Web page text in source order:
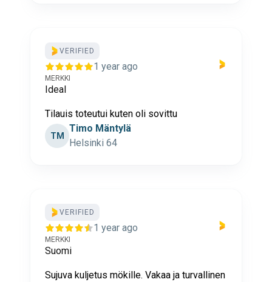
VERIFIED
1 year ago
MERKKI
Ideal
Tilauis toteutui kuten oli sovittu
TM
Timo Mäntylä
Helsinki 64
VERIFIED
1 year ago
MERKKI
Suomi
Sujuva kuljetus mökille. Vakaa ja turvallinen